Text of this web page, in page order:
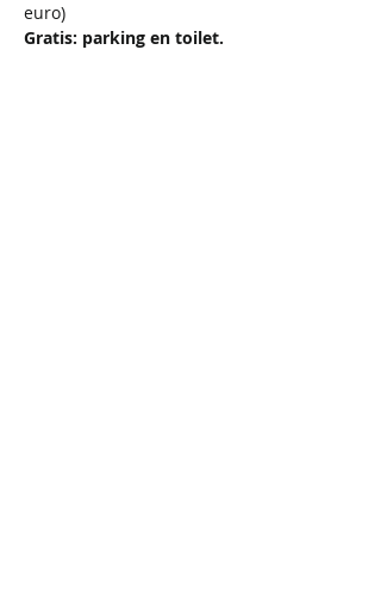
euro)
Gratis: parking en toilet.